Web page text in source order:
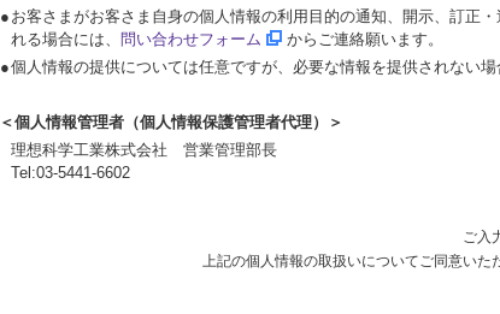
● お客さまがお客さま自身の個人情報の利用目的の通知、開示、訂正
れる場合には、 問い合わせフォーム
からご連絡願います。
●個人情報の提供については任意ですが、必要な情報を提供されない
＜個人情報管理者（個人情報保護管理者代理）＞
理想科学工業株式会社 営業管理部長
Tel:03-5441-6602
ご入
上記の個人情報の取扱いについてご同意いた